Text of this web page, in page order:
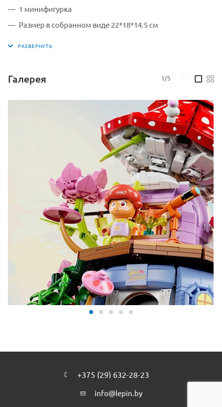
1 минифигурка
Размер в собранном виде 22*18*14.5 см
Страна производитель: Китай
Галерея 1/5
+375 (29) 632-28-23
info@lepin.by